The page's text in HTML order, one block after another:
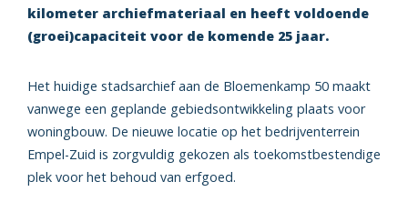
kilometer archiefmateriaal en heeft voldoende
(groei)capaciteit voor de komende 25 jaar.
Het huidige stadsarchief aan de Bloemenkamp 50 maakt
vanwege een geplande gebiedsontwikkeling plaats voor
woningbouw. De nieuwe locatie op het bedrijventerrein
Empel-Zuid is zorgvuldig gekozen als toekomstbestendige
plek voor het behoud van erfgoed.